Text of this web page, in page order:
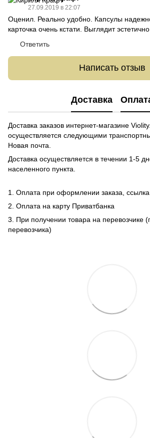
27.09.2019 в 22:07
Оценил. Реально удобно. Капсулы
карточка очень кстати. Выглядит эстетично
Ответить
Написать отзыв
Доставка
Доставка заказов интернет-магазине
осуществляется следующими
Новая почта.
Доставка осуществляется в течении 1-5
населенного пункта.
1. Оплата при оформлении заказа,
2. Оплата на карту Приватбанка
3. При получении товара на перевозчике
перевозчика)